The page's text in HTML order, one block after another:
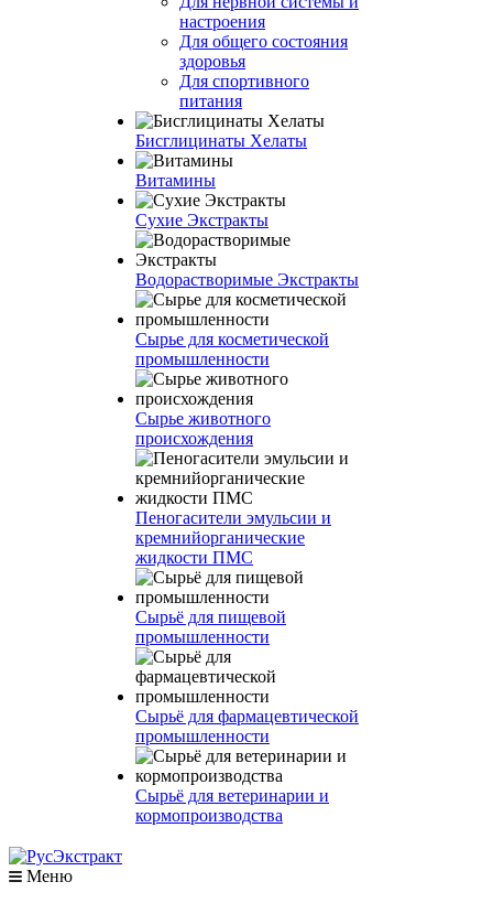
настроения
Для общего состояния
здоровья
Для спортивного
питания
Бисглицинаты Хелаты
Витамины
Сухие Экстракты
Водорастворимые Экстракты
Сырье для косметической
промышленности
Сырье животного
происхождения
Пеногасители эмульсии и
кремнийорганические
жидкости ПМС
Сырьё для пищевой
промышленности
Сырьё для фармацевтической
промышленности
Сырьё для ветеринарии и
кормопроизводства
Меню